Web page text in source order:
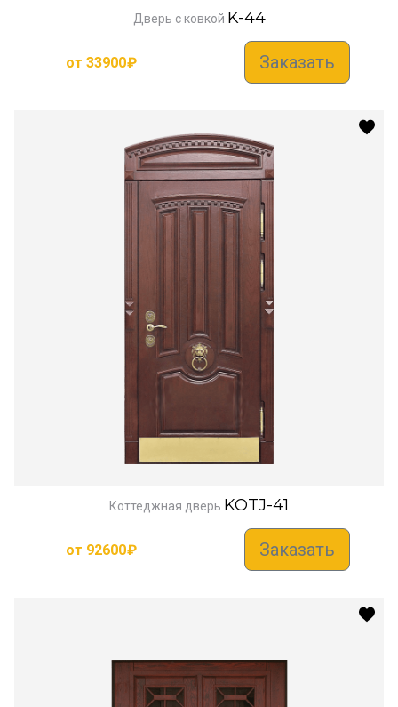
Дверь с ковкой K-44
от 33900₽ Заказать
Коттеджная дверь KOTJ-41
от 92600₽ Заказать